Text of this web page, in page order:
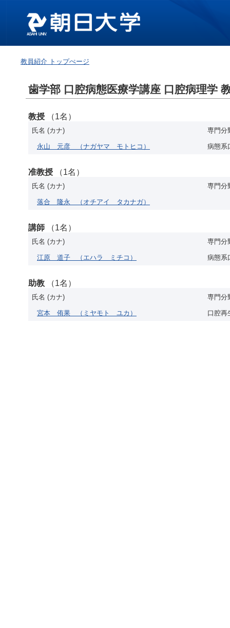
教員紹介 トップぺージ
歯学部 口腔病態医療学講座 口腔病理学
教授 （1名）
氏名 (カナ) 専門分
永山 元彦 （ナガヤマ モトヒコ） 病態系
准教授 （1名）
氏名 (カナ) 専門分
落合 隆永 （オチアイ タカナガ）
講師 （1名）
氏名 (カナ) 専門分
江原 道子 （エハラ ミチコ） 病態系
助教 （1名）
氏名 (カナ) 専門分
宮本 侑果 （ミヤモト ユカ） 口腔再